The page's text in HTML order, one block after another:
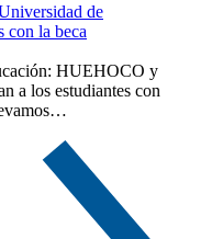
de
con la beca
HUEHOCO y
a los estudiantes con